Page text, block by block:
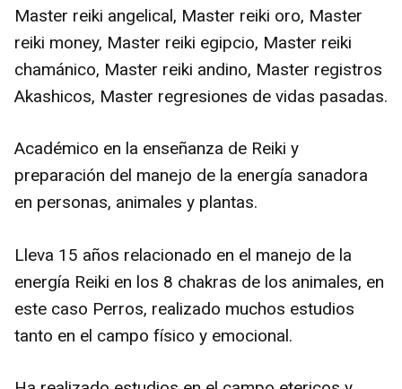
Master reiki angelical, Master reiki oro, Master
reiki money, Master reiki egipcio, Master reiki
chamánico, Master reiki andino, Master registros
Akashicos, Master regresiones de vidas pasadas.
Académico en la enseñanza de Reiki y
preparación del manejo de la energía sanadora
en personas, animales y plantas.
Lleva 15 años relacionado en el manejo de la
energía Reiki en los 8 chakras de los animales, en
este caso Perros, realizado muchos estudios
tanto en el campo físico y emocional.